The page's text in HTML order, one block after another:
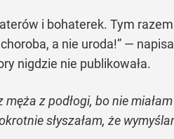
i bohaterek. Tym
a nie uroda!” —
nigdzie nie publikowała.
z podłogi, bo nie
słyszałam, że